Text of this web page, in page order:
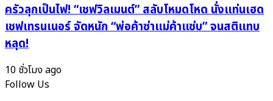
ครัวลุกเป็นไฟ! “เชฟวิลเมนต์” สลับโหมดโหด นั่งแท่นเฮด
เชฟเทรนเนอร์ จัดหนัก “พ่อค้าซ่าแม่ค้าแซ่บ” จนสติแทบ
หลุด!
10 ชั่วโมง ago
Follow Us